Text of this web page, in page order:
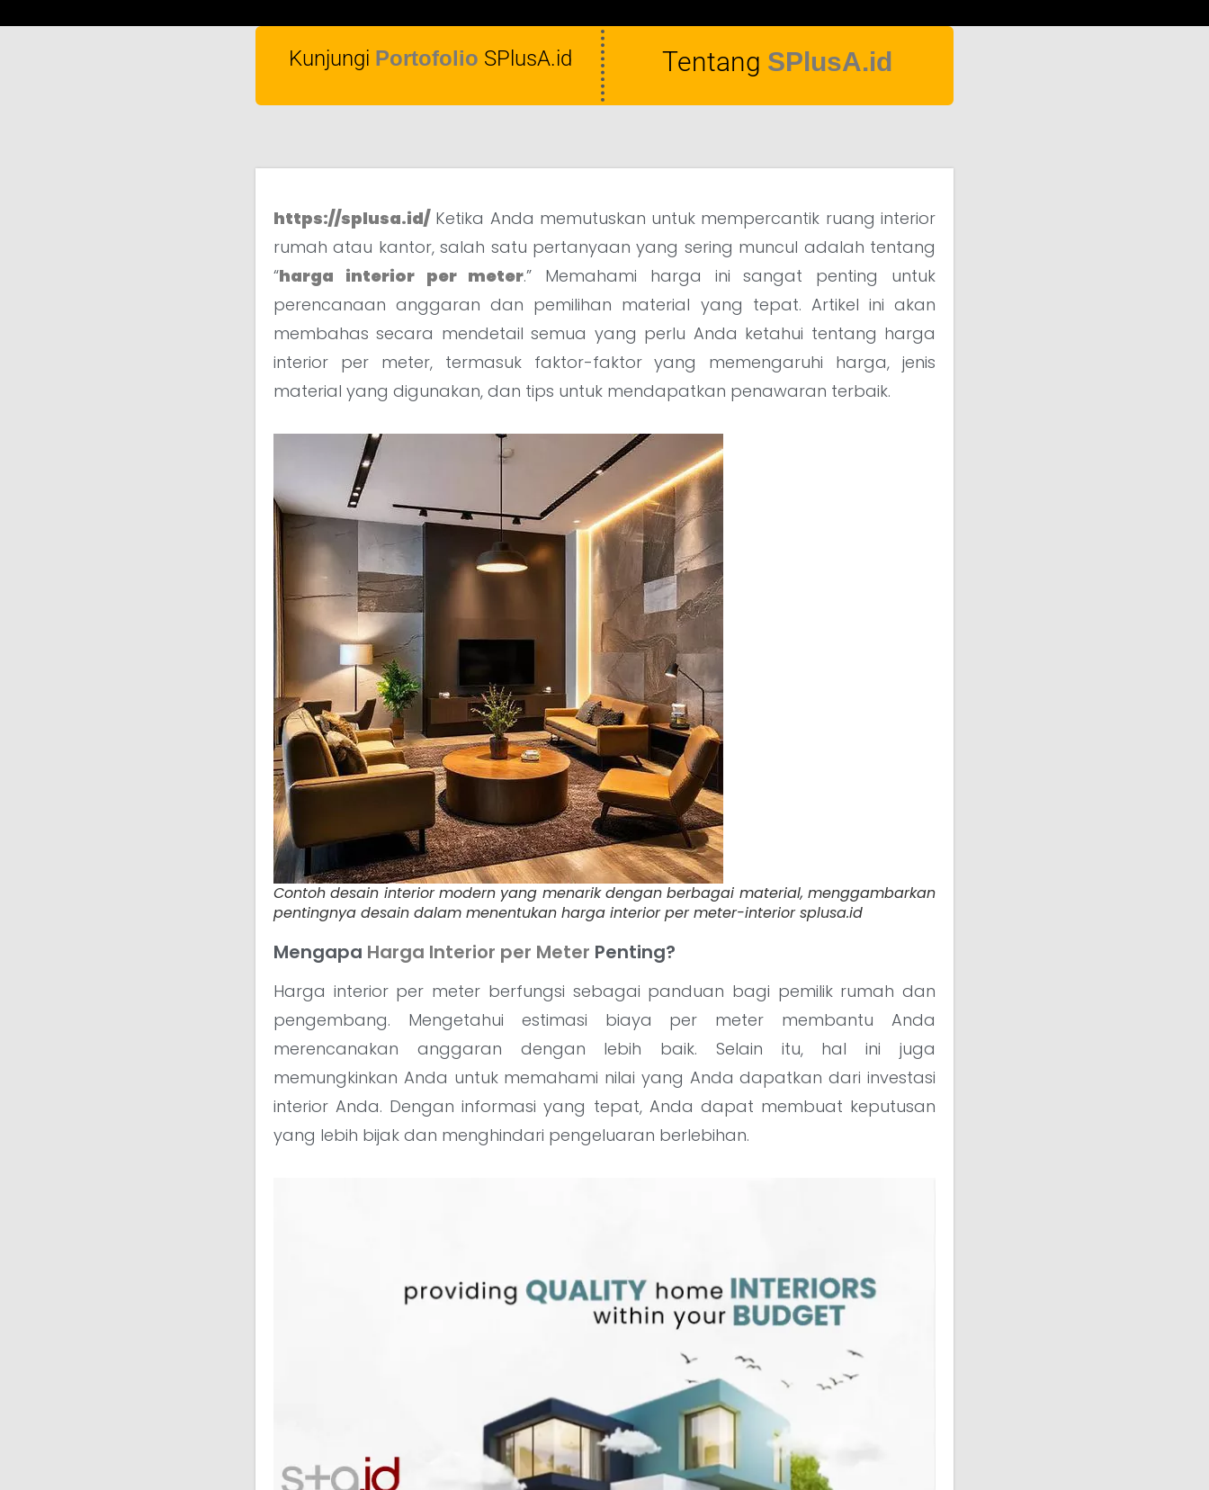
Kunjungi Portofolio SPlusA.id Tentang SPlusA.id
https://splusa.id/Ketika Anda memutuskan untuk mempercantik ruang interior
rumah atau kantor, salah satu pertanyaan yang sering muncul adalah tentang
“harga interior per meter.” Memahami harga ini sangat penting untuk
perencanaan anggaran dan pemilihan material yang tepat. Artikel ini akan
membahas secara mendetail semua yang perlu Anda ketahui tentang harga
interior per meter, termasuk faktor-faktor yang memengaruhi harga, jenis
material yang digunakan, dan tips untuk mendapatkan penawaran terbaik.
Contoh desain interior modern yang menarik dengan berbagai material, menggambarkan
pentingnya desain dalam menentukan harga interior per meter-interior splusa.id
Mengapa Harga Interior per Meter Penting?
Harga interior per meter berfungsi sebagai panduan bagi pemilik rumah dan
pengembang. Mengetahui estimasi biaya per meter membantu Anda
merencanakan anggaran dengan lebih baik. Selain itu, hal ini juga
memungkinkan Anda untuk memahami nilai yang Anda dapatkan dari investasi
interior Anda. Dengan informasi yang tepat, Anda dapat membuat keputusan
yang lebih bijak dan menghindari pengeluaran berlebihan.